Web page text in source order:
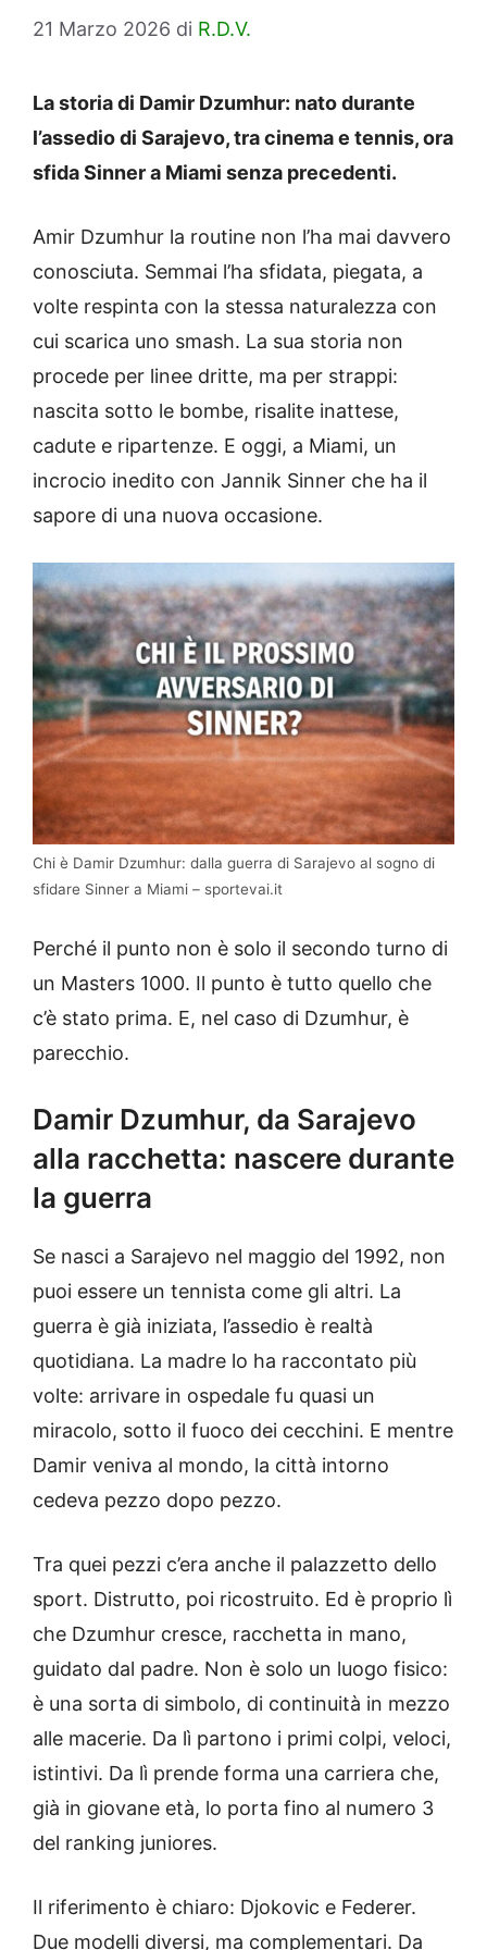
21 Marzo 2026 di R.D.V.
La storia di Damir Dzumhur: nato durante
l’assedio di Sarajevo, tra cinema e tennis, ora
sfida Sinner a Miami senza precedenti.
Amir Dzumhur la routine non l’ha mai davvero
conosciuta. Semmai l’ha sfidata, piegata, a
volte respinta con la stessa naturalezza con
cui scarica uno smash. La sua storia non
procede per linee dritte, ma per strappi:
nascita sotto le bombe, risalite inattese,
cadute e ripartenze. E oggi, a Miami, un
incrocio inedito con Jannik Sinner che ha il
sapore di una nuova occasione.
Chi è Damir Dzumhur: dalla guerra di Sarajevo al sogno di
sfidare Sinner a Miami – sportevai.it
Perché il punto non è solo il secondo turno di
un Masters 1000. Il punto è tutto quello che
c’è stato prima. E, nel caso di Dzumhur, è
parecchio.
Damir Dzumhur, da Sarajevo
alla racchetta: nascere durante
la guerra
Se nasci a Sarajevo nel maggio del 1992, non
puoi essere un tennista come gli altri. La
guerra è già iniziata, l’assedio è realtà
quotidiana. La madre lo ha raccontato più
volte: arrivare in ospedale fu quasi un
miracolo, sotto il fuoco dei cecchini. E mentre
Damir veniva al mondo, la città intorno
cedeva pezzo dopo pezzo.
Tra quei pezzi c’era anche il palazzetto dello
sport. Distrutto, poi ricostruito. Ed è proprio lì
che Dzumhur cresce, racchetta in mano,
guidato dal padre. Non è solo un luogo fisico:
è una sorta di simbolo, di continuità in mezzo
alle macerie. Da lì partono i primi colpi, veloci,
istintivi. Da lì prende forma una carriera che,
già in giovane età, lo porta fino al numero 3
del ranking juniores.
Il riferimento è chiaro: Djokovic e Federer.
Due modelli diversi, ma complementari. Da